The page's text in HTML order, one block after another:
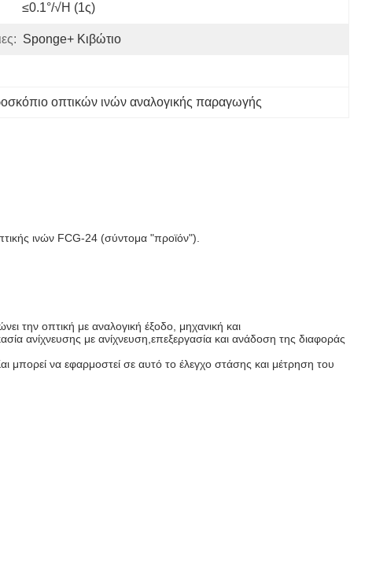
≤0.1°/√h (1ς)
Sponge+ Κιβώτιο
οπτικών ινών αναλογικής παραγωγής
ινών FCG-24 (σύντομα "προϊόν").
την οπτική με αναλογική έξοδο, μηχανική και
ανίχνευσης με ανίχνευση,επεξεργασία και ανάδοση της διαφοράς
μπορεί να εφαρμοστεί σε αυτό το έλεγχο στάσης και μέτρηση του